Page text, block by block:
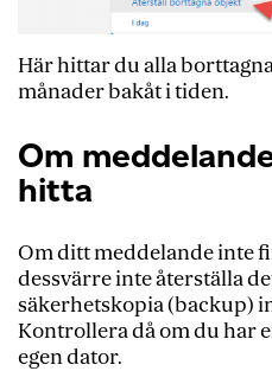
Här hittar du alla
månader bakåt i tiden.
Om
hitta
Om ditt meddelande inte
dessvärre inte återställa
säkerhetskopia (backup)
Kontrollera då om du har
egen dator.